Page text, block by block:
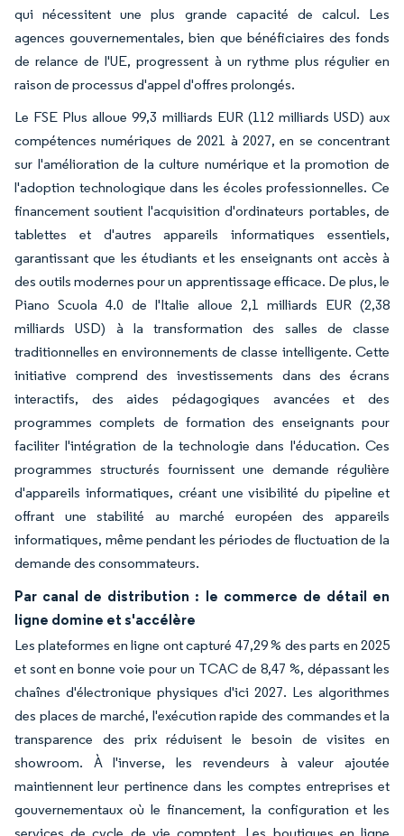
qui nécessitent une plus grande capacité de calcul. Les
agences gouvernementales, bien que bénéficiaires des fonds
de relance de l'UE, progressent à un rythme plus régulier en
raison de processus d'appel d'offres prolongés.
Le FSE Plus alloue 99,3 milliards EUR (112 milliards USD) aux
compétences numériques de 2021 à 2027, en se concentrant
sur l'amélioration de la culture numérique et la promotion de
l'adoption technologique dans les écoles professionnelles. Ce
financement soutient l'acquisition d'ordinateurs portables, de
tablettes et d'autres appareils informatiques essentiels,
garantissant que les étudiants et les enseignants ont accès à
des outils modernes pour un apprentissage efficace. De plus, le
Piano Scuola 4.0 de l'Italie alloue 2,1 milliards EUR (2,38
milliards USD) à la transformation des salles de classe
traditionnelles en environnements de classe intelligente. Cette
initiative comprend des investissements dans des écrans
interactifs, des aides pédagogiques avancées et des
programmes complets de formation des enseignants pour
faciliter l'intégration de la technologie dans l'éducation. Ces
programmes structurés fournissent une demande régulière
d'appareils informatiques, créant une visibilité du pipeline et
offrant une stabilité au marché européen des appareils
informatiques, même pendant les périodes de fluctuation de la
demande des consommateurs.
Par canal de distribution : le commerce de détail en
ligne domine et s'accélère
Les plateformes en ligne ont capturé 47,29 % des parts en 2025
et sont en bonne voie pour un TCAC de 8,47 %, dépassant les
chaînes d'électronique physiques d'ici 2027. Les algorithmes
des places de marché, l'exécution rapide des commandes et la
transparence des prix réduisent le besoin de visites en
showroom. À l'inverse, les revendeurs à valeur ajoutée
maintiennent leur pertinence dans les comptes entreprises et
gouvernementaux où le financement, la configuration et les